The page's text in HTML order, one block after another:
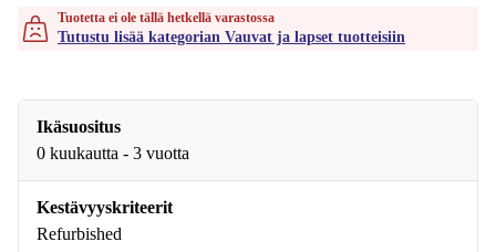
Tuotetta ei ole tällä hetkellä varastossa
Tutustu lisää kategorian Vauvat ja lapset tuotteisiin
Ikäsuositus
0 kuukautta - 3 vuotta
Kestävyyskriteerit
Refurbished